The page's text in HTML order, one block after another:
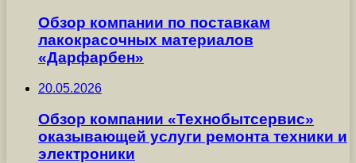
Обзор компании по поставкам
лакокрасочных материалов
«Дарфарбен»
20.05.2026
Обзор компании «Технобытсервис»
оказывающей услуги ремонта техники и
электроники